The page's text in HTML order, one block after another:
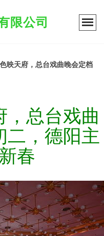
限公司
映天府，总台戏曲晚会定档
总台戏曲
二，德阳主
春